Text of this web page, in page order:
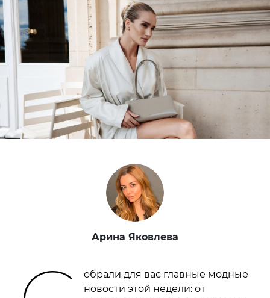
Арина Яковлева
обрали для вас главные модные
новости этой недели: от